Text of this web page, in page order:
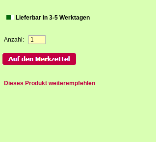
Lieferbar in 3-5 Werktagen
Anzahl:
Dieses Produkt weiterempfehlen